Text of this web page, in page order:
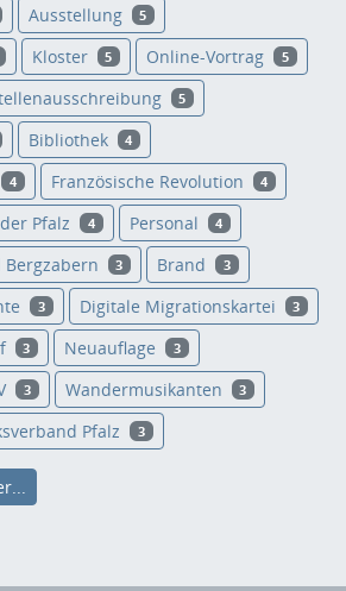
Ausstellung 5
Kloster 5 Online-Vortrag 5
5
Bibliothek 4
4 Französische Revolution 4
Pfalz 4 Personal 4
Bergzabern 3 Brand 3
3 Digitale Migrationskartei 3
3 Neuauflage 3
3 Wandermusikanten 3
Pfalz 3